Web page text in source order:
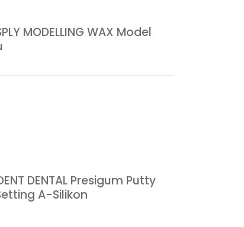
MODELLING WAX Model
DENTAL Presigum Putty
A-Silikon